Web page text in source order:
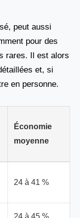
peut aussi
pour des
rares. Il est alors
et, si
en personne.
Économie
moyenne
24 à 41 %
24 à 45 %